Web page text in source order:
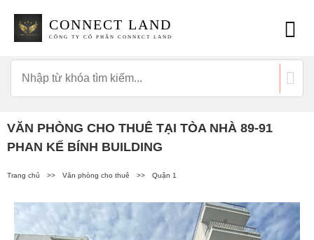
CONNECT LAND
CÔNG TY CỔ PHẦN CONNECT LAND
VĂN PHÒNG CHO THUÊ TẠI TÒA NHÀ 89-91
PHAN KẾ BÍNH BUILDING
Trang chủ >> Văn phòng cho thuê >> Quận 1